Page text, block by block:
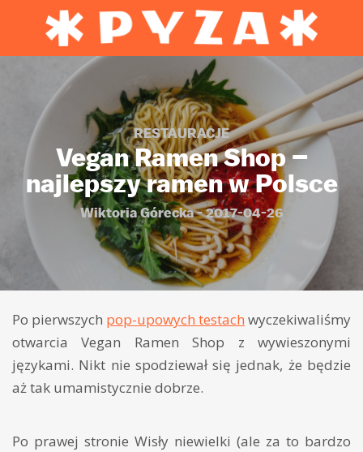
RESTAURACJE
Vegan Ramen Shop –
najlepszy ramen w Polsce
Wiktoria Górecka - 2017-04-26
Po pierwszych pop-upowych testach wyczekiwaliśmy
otwarcia Vegan Ramen Shop z wywieszonymi
językami. Nikt nie spodziewał się jednak, że będzie
aż tak umamistycznie dobrze.
Po prawej stronie Wisły niewielki (ale za to bardzo